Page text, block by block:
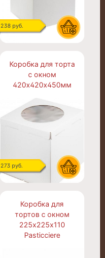
238 руб.
273 руб.
Коробка для торта
с окном
420х420х450мм
Коробка для
тортов с окном
225х225х110
Pasticciere